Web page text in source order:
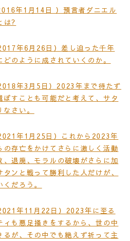
年1月14日 ）預言者ダニエル
は?
年6月26日）差し迫った千年
のように成されていくのか。
年3月5日）2023年まで待たず
ぼすことも可能だと考えて、サタ
さい。
年1月25日）これから2023年
の存亡をかけてさらに激しく活動
、退廃、モラルの破壊がさらに加
ンと戦って勝利した人だけが、
だろう。
年11月22日）2023年に至る
ィも悪足掻きをするから、世の中
るが、その中でも絶えず祈って主